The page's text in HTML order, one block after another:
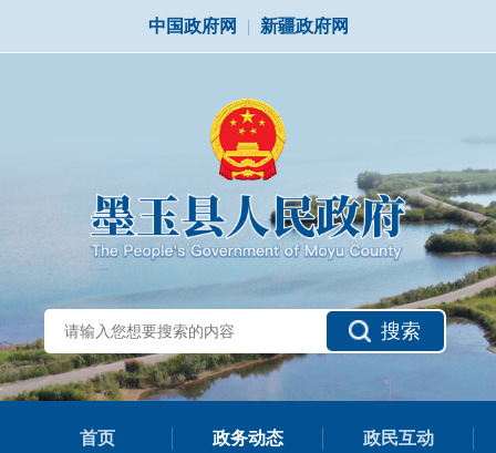
中国政府网 | 新疆政府网
搜索
首页 政务动态 政民互动